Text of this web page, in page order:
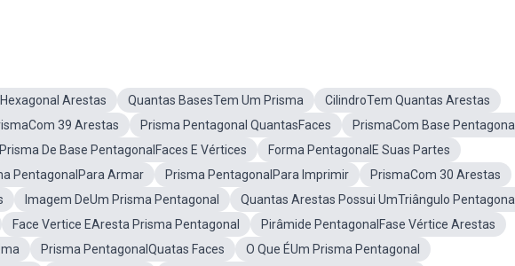
Arestas Quantas BasesTem Um Prisma
CilindroTem Quantas Arestas
39 Arestas Prisma Pentagonal QuantasFaces
PrismaCom Base Pentagonal
Prisma De Base PentagonalFaces E Vértices
Forma PentagonalE Suas Partes
PentagonalPara Armar Prisma PentagonalPara Imprimir
PrismaCom 30 Arestas
Imagem DeUm Prisma Pentagonal
Quantas Arestas Possui UmTriângulo Pentagonal
Face Vertice EAresta Prisma Pentagonal
Pirâmide PentagonalFase Vértice Arestas
Prisma PentagonalQuatas Faces
O Que ÉUm Prisma Pentagonal